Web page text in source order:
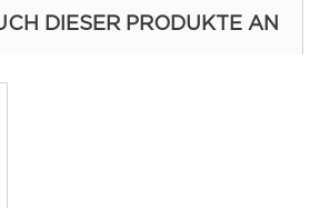
DIESER PRODUKTE AN